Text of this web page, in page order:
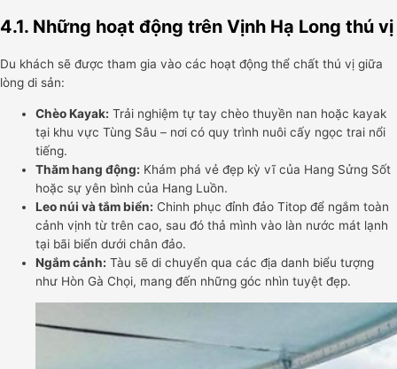
4.1. Những hoạt động trên Vịnh Hạ Long thú vị
Du khách sẽ được tham gia vào các hoạt động thể chất thú vị giữa
lòng di sản:
Chèo Kayak: Trải nghiệm tự tay chèo thuyền nan hoặc kayak
tại khu vực Tùng Sâu – nơi có quy trình nuôi cấy ngọc trai nổi
tiếng.
Thăm hang động: Khám phá vẻ đẹp kỳ vĩ của Hang Sửng Sốt
hoặc sự yên bình của Hang Luồn.
Leo núi và tắm biển: Chinh phục đỉnh đảo Titop để ngắm toàn
cảnh vịnh từ trên cao, sau đó thả mình vào làn nước mát lạnh
tại bãi biển dưới chân đảo.
Ngắm cảnh: Tàu sẽ di chuyển qua các địa danh biểu tượng
như Hòn Gà Chọi, mang đến những góc nhìn tuyệt đẹp.